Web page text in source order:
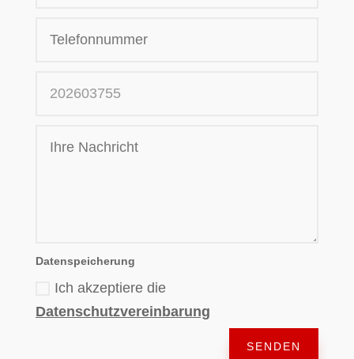
Datenspeicherung
Ich akzeptiere die
Datenschutzvereinbarung
SENDEN